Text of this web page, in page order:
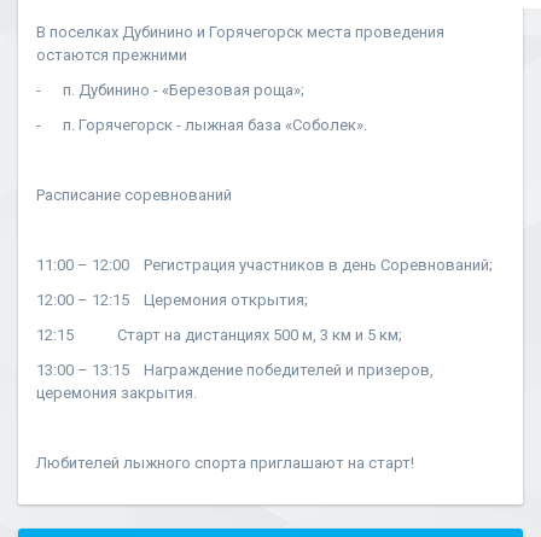
В поселках Дубинино и Горячегорск места проведения
остаются прежними
- п. Дубинино - «Березовая роща»;
- п. Горячегорск - лыжная база «Соболек».
Расписание соревнований
11:00 – 12:00 Регистрация участников в день Соревнований;
12:00 – 12:15 Церемония открытия;
12:15 Старт на дистанциях 500 м, 3 км и 5 км;
13:00 – 13:15 Награждение победителей и призеров,
церемония закрытия.
Любителей лыжного спорта приглашают на старт!